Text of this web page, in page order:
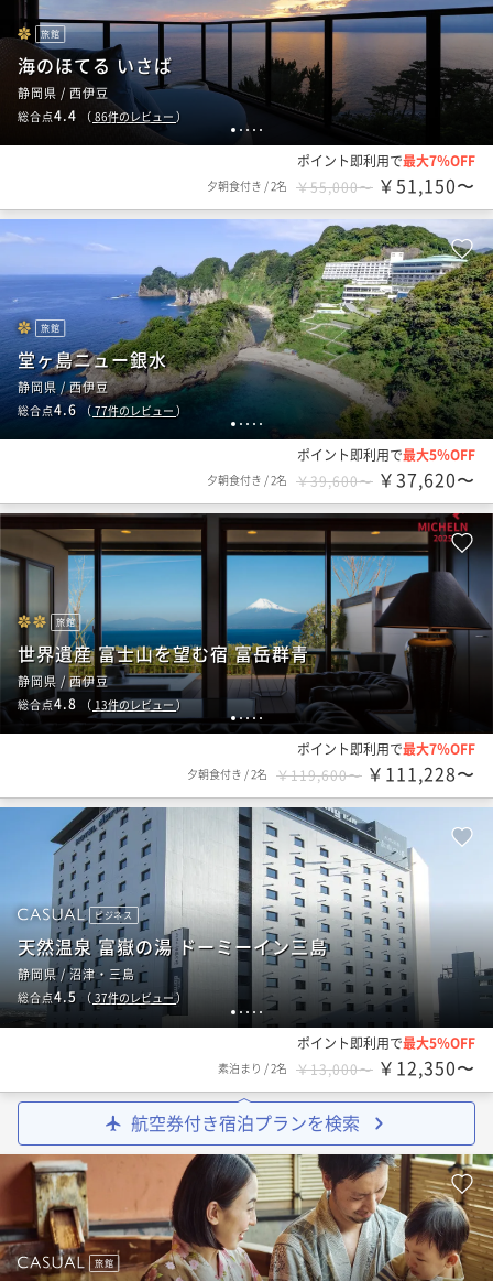
1 2 3 4 5
旅館
海のほてる いさば
静岡県 / 西伊豆
総合点4.4 （ 86件のレビュー ）
ポイント即利用で最大7％OFF
夕朝食付き /2名 ￥55,000〜 ￥51,150〜
1 2 3 4 5
旅館
堂ヶ島ニュー銀水
静岡県 / 西伊豆
総合点4.6 （ 77件のレビュー ）
ポイント即利用で最大5％OFF
夕朝食付き /2名 ￥39,600〜 ￥37,620〜
12345
旅館
世界遺産 富士山を望む宿 富岳群青
静岡県 / 西伊豆
総合点4.8 （ 13件のレビュー）
ポイント即利用で最大7％OFF
夕朝食付き /2名 ￥119,600〜 ￥111,228〜
1 2 3 4 5
ビジネス
天然温泉 富嶽の湯 ドーミーイン三島
静岡県 / 沼津・三島
総合点4.5 （ 37件のレビュー）
ポイント即利用で最大5％OFF
素泊まり /2名 ￥13,000〜 ￥12,350〜
航空券付き宿泊プランを検索
旅館